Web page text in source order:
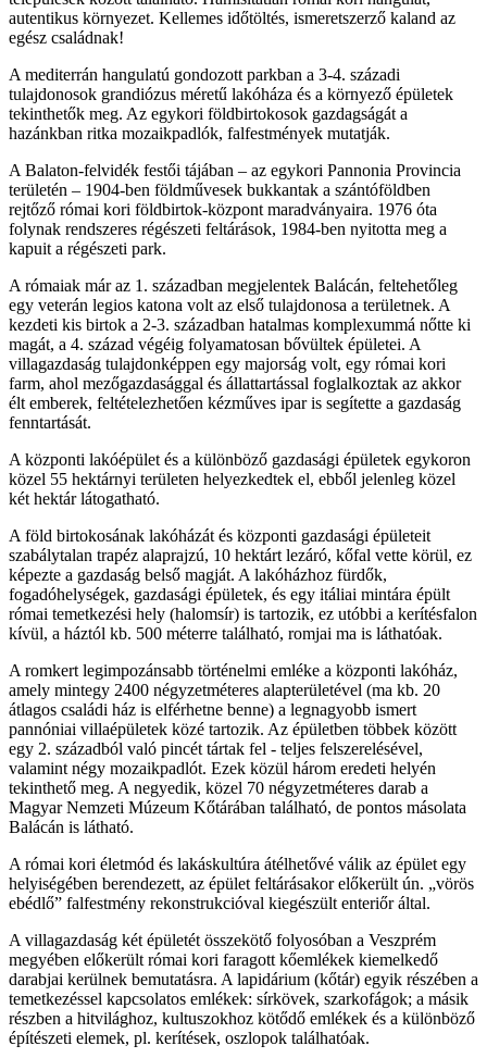
autentikus környezet. Kellemes időtöltés, ismeretszerző kaland az
egész családnak!
A mediterrán hangulatú gondozott parkban a 3-4. századi
tulajdonosok grandiózus méretű lakóháza és a környező épületek
tekinthetők meg. Az egykori földbirtokosok gazdagságát a
hazánkban ritka mozaikpadlók, falfestmények mutatják.
A Balaton-felvidék festői tájában – az egykori Pannonia Provincia
területén – 1904-ben földművesek bukkantak a szántóföldben
rejtőző római kori földbirtok-központ maradványaira. 1976 óta
folynak rendszeres régészeti feltárások, 1984-ben nyitotta meg a
kapuit a régészeti park.
A rómaiak már az 1. században megjelentek Balácán, feltehetőleg
egy veterán legios katona volt az első tulajdonosa a területnek. A
kezdeti kis birtok a 2-3. században hatalmas komplexummá nőtte ki
magát, a 4. század végéig folyamatosan bővültek épületei. A
villagazdaság tulajdonképpen egy majorság volt, egy római kori
farm, ahol mezőgazdasággal és állattartással foglalkoztak az akkor
élt emberek, feltételezhetően kézműves ipar is segítette a gazdaság
fenntartását.
A központi lakóépület és a különböző gazdasági épületek egykoron
közel 55 hektárnyi területen helyezkedtek el, ebből jelenleg közel
két hektár látogatható.
A föld birtokosának lakóházát és központi gazdasági épületeit
szabálytalan trapéz alaprajzú, 10 hektárt lezáró, kőfal vette körül, ez
képezte a gazdaság belső magját. A lakóházhoz fürdők,
fogadóhelységek, gazdasági épületek, és egy itáliai mintára épült
római temetkezési hely (halomsír) is tartozik, ez utóbbi a kerítésfalon
kívül, a háztól kb. 500 méterre található, romjai ma is láthatóak.
A romkert legimpozánsabb történelmi emléke a központi lakóház,
amely mintegy 2400 négyzetméteres alapterületével (ma kb. 20
átlagos családi ház is elférhetne benne) a legnagyobb ismert
pannóniai villaépületek közé tartozik. Az épületben többek között
egy 2. századból való pincét tártak fel - teljes felszerelésével,
valamint négy mozaikpadlót. Ezek közül három eredeti helyén
tekinthető meg. A negyedik, közel 70 négyzetméteres darab a
Magyar Nemzeti Múzeum Kőtárában található, de pontos másolata
Balácán is látható.
A római kori életmód és lakáskultúra átélhetővé válik az épület egy
helyiségében berendezett, az épület feltárásakor előkerült ún. „vörös
ebédlő” falfestmény rekonstrukcióval kiegészült enteriőr által.
A villagazdaság két épületét összekötő folyosóban a Veszprém
megyében előkerült római kori faragott kőemlékek kiemelkedő
darabjai kerülnek bemutatásra. A lapidárium (kőtár) egyik részében a
temetkezéssel kapcsolatos emlékek: sírkövek, szarkofágok; a másik
részben a hitvilághoz, kultuszokhoz kötődő emlékek és a különböző
építészeti elemek, pl. kerítések, oszlopok találhatóak.